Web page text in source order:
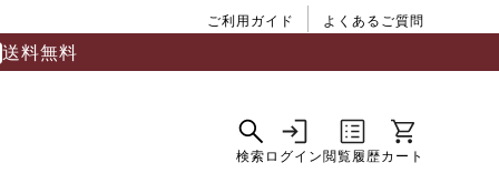
ご利用ガイド よくあるご質問
送料無料